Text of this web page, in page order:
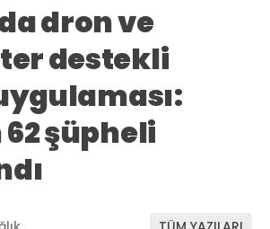
dron ve
destekli
şüpheli